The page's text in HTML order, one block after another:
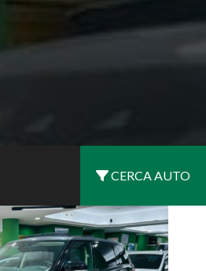
CERCA AUTO